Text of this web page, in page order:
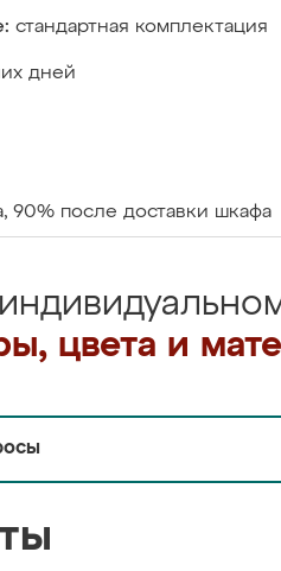
стандартная комплектация
дней
90% после доставки шкафа
цвета и